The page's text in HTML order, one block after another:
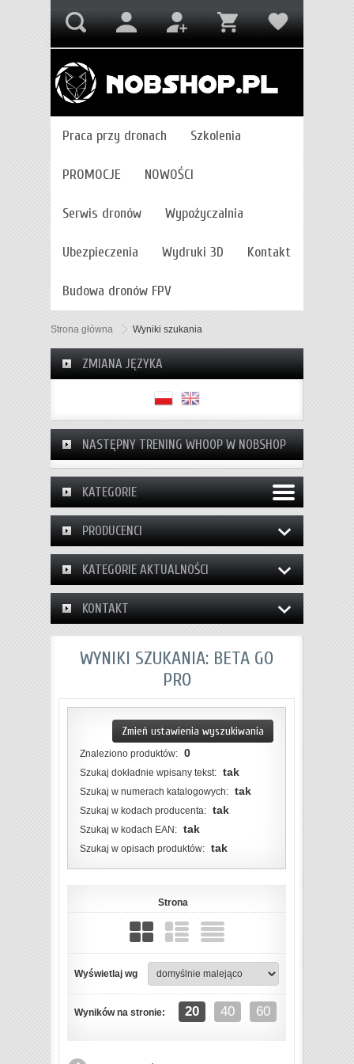
Praca przy dronach Szkolenia
PROMOCJE NOWOŚCI
Serwis dronów Wypożyczalnia
Ubezpieczenia Wydruki 3D Kontakt
Budowa dronów FPV
Strona główna Wyniki szukania
ZMIANA JĘZYKA
NASTĘPNY TRENING WHOOP W NOBSHOP
KATEGORIE
PRODUCENCI
KATEGORIE AKTUALNOŚCI
KONTAKT
WYNIKI SZUKANIA: BETA GO
PRO
Zmień ustawienia wyszukiwania
Znaleziono produktów: 0
Szukaj dokładnie wpisany tekst: tak
Szukaj w numerach katalogowych: tak
Szukaj w kodach producenta: tak
Szukaj w kodach EAN: tak
Szukaj w opisach produktów: tak
Strona
Wyświetlaj wg
Wyników na stronie: 20 40 60